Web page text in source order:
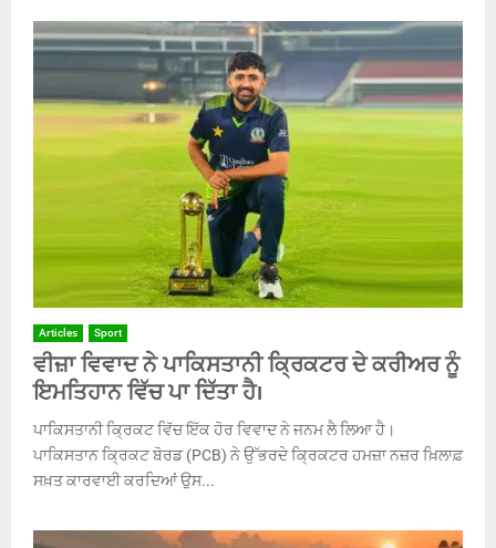
Articles Sport
ਵੀਜ਼ਾ ਵਿਵਾਦ ਨੇ ਪਾਕਿਸਤਾਨੀ ਕ੍ਰਿਕਟਰ ਦੇ ਕਰੀਅਰ ਨੂੰ
ਇਮਤਿਹਾਨ ਵਿੱਚ ਪਾ ਦਿੱਤਾ ਹੈ।
ਪਾਕਿਸਤਾਨੀ ਕ੍ਰਿਕਟ ਵਿੱਚ ਇੱਕ ਹੋਰ ਵਿਵਾਦ ਨੇ ਜਨਮ ਲੈ ਲਿਆ ਹੈ।
ਪਾਕਿਸਤਾਨ ਕ੍ਰਿਕਟ ਬੋਰਡ (PCB) ਨੇ ਉੱਭਰਦੇ ਕ੍ਰਿਕਟਰ ਹਮਜ਼ਾ ਨਜ਼ਰ ਖ਼ਿਲਾਫ਼
ਸਖ਼ਤ ਕਾਰਵਾਈ ਕਰਦਿਆਂ ਉਸ...